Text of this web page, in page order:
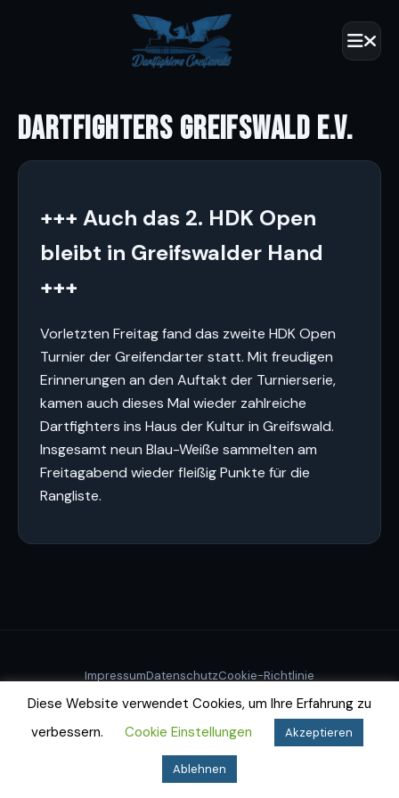
DARTFIGHTERS GREIFSWALD E.V.
+++ Auch das 2. HDK Open
bleibt in Greifswalder Hand
+++
Vorletzten Freitag fand das zweite HDK Open
Turnier der Greifendarter statt. Mit freudigen
Erinnerungen an den Auftakt der Turnierserie,
kamen auch dieses Mal wieder zahlreiche
Dartfighters ins Haus der Kultur in Greifswald.
Insgesamt neun Blau-Weiße sammelten am
Freitagabend wieder fleißig Punkte für die
Rangliste.
ImpressumDatenschutzCookie-Richtlinie
Diese Website verwendet Cookies, um Ihre Erfahrung zu
verbessern.
Cookie Einstellungen Akzeptieren
Ablehnen